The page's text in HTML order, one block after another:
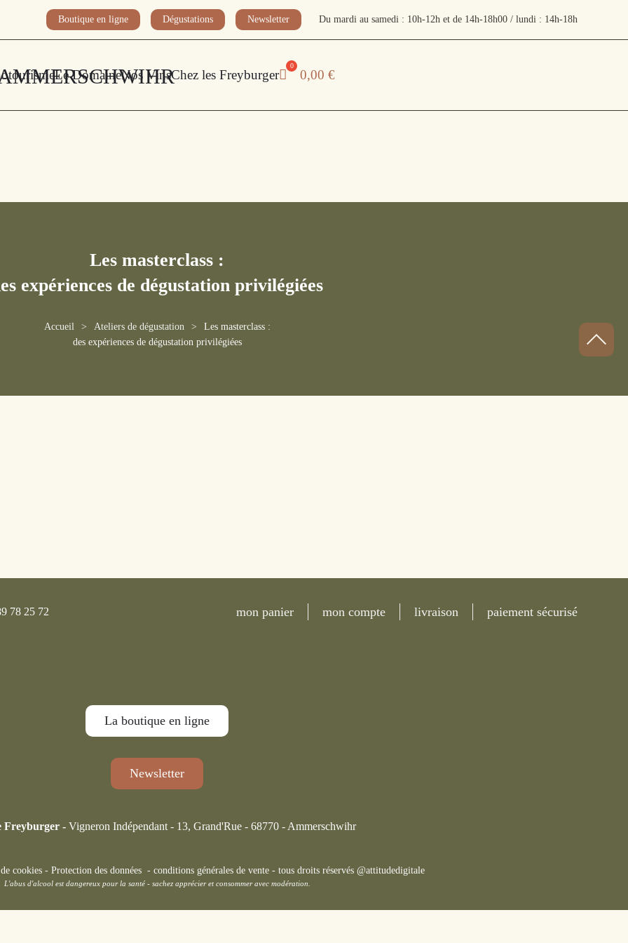
Boutique en ligne Dégustations Newsletter Du mardi au samedi : 10h-12h et de 14h-18h00 / lundi : 14h-18h
Le DomaineNos VinsChez les Freyburger 0,00 €
Les masterclass :
expériences de dégustation privilégiées
Accueil Ateliers de dégustation
Les masterclass :
des expériences de dégustation privilégiées
78 25 72 mon panier mon compte livraison paiement sécurisé
La boutique en ligne
Newsletter
Freyburger - Vigneron Indépendant - 13, Grand'Rue - 68770 - Ammerschwihr
cookies- Protection des données- conditions générales de vente- tous droits réservés @attitudedigitale
L'abus d'alcool est dangereux pour la santé - sachez apprécier et consommer avec modération.